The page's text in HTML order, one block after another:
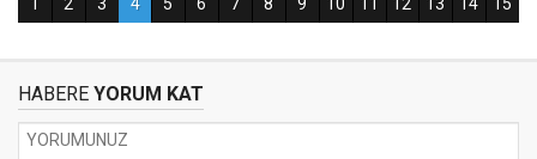
HABERE YORUM KAT